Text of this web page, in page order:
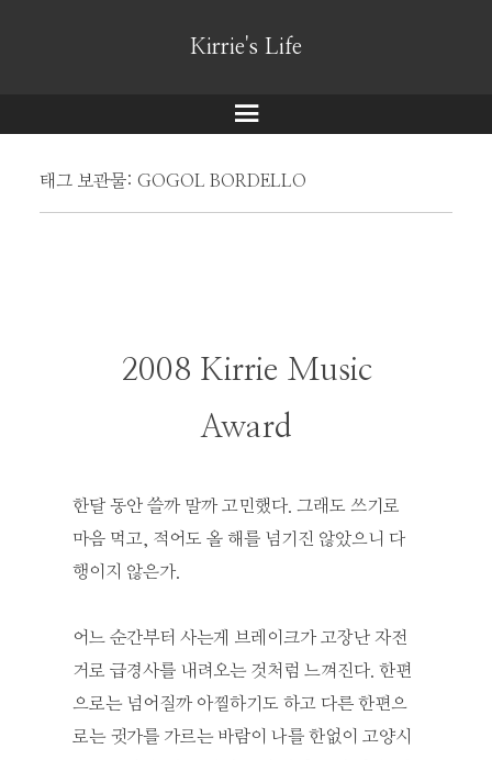
Kirrie's Life
메
태그 보관물: GOGOL BORDELLO
2008 Kirrie Music
Award
한달 동안 쓸까 말까 고민했다. 그래도 쓰기로
마음 먹고, 적어도 올 해를 넘기진 않았으니 다
행이지 않은가.
어느 순간부터 사는게 브레이크가 고장난 자전
거로 급경사를 내려오는 것처럼 느껴진다. 한편
으로는 넘어질까 아찔하기도 하고 다른 한편으
로는 귓가를 가르는 바람이 나를 한없이 고양시